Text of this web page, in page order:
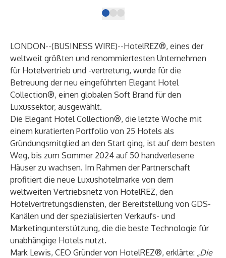
LONDON--(BUSINESS WIRE)--HotelREZ®, eines der
weltweit größten und renommiertesten Unternehmen
für Hotelvertrieb und -vertretung, wurde für die
Betreuung der neu eingeführten Elegant Hotel
Collection®, einen globalen Soft Brand für den
Luxussektor, ausgewählt.
Die Elegant Hotel Collection®, die letzte Woche mit
einem kuratierten Portfolio von 25 Hotels als
Gründungsmitglied an den Start ging, ist auf dem besten
Weg, bis zum Sommer 2024 auf 50 handverlesene
Häuser zu wachsen. Im Rahmen der Partnerschaft
profitiert die neue Luxushotelmarke von dem
weltweiten Vertriebsnetz von HotelREZ, den
Hotelvertretungsdiensten, der Bereitstellung von GDS-
Kanälen und der spezialisierten Verkaufs- und
Marketingunterstützung, die die beste Technologie für
unabhängige Hotels nutzt.
Mark Lewis, CEO Gründer von HotelREZ®, erklärte: „Die